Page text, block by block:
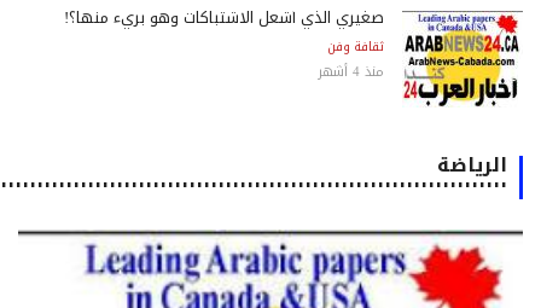
صغيري الذي أشعل الاشتباكات وهو بريء منها؟!
ثقافة وفن
منذ 4 أشهر
الرياضة
٠٠٠٠٠٠٠٠٠٠٠٠٠٠٠٠٠٠٠٠٠٠٠٠٠٠٠٠٠٠٠٠٠٠٠٠٠٠٠٠٠٠٠٠٠٠٠٠٠٠٠٠٠٠٠٠٠٠٠٠٠٠٠٠٠٠٠٠٠٠٠٠٠٠